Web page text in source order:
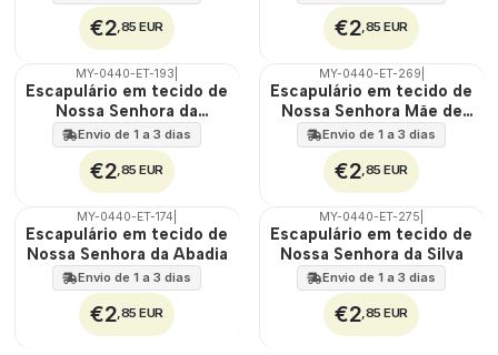
€2,85 EUR €2,85 EUR
🇵🇹
100%
ÁGUA
MY-0440-ET-193
Escapulário em tecido de
Nossa Senhora da
Cabeça
Envio de 1 a 3 dias
€2,85 EUR
🇵🇹
100%
ÁGUA
MY-0440-ET-269
Escapulário em tecido de
Nossa Senhora Mãe de
Deus
Envio de 1 a 3 dias
€2,85 EUR
🇵🇹
100%
ÁGUA
MY-0440-ET-174
Escapulário em tecido de
Nossa Senhora da Abadia
Envio de 1 a 3 dias
€2,85 EUR
🇵🇹
100%
ÁGUA
MY-0440-ET-275
Escapulário em tecido de
Nossa Senhora da Silva
Envio de 1 a 3 dias
€2,85 EUR